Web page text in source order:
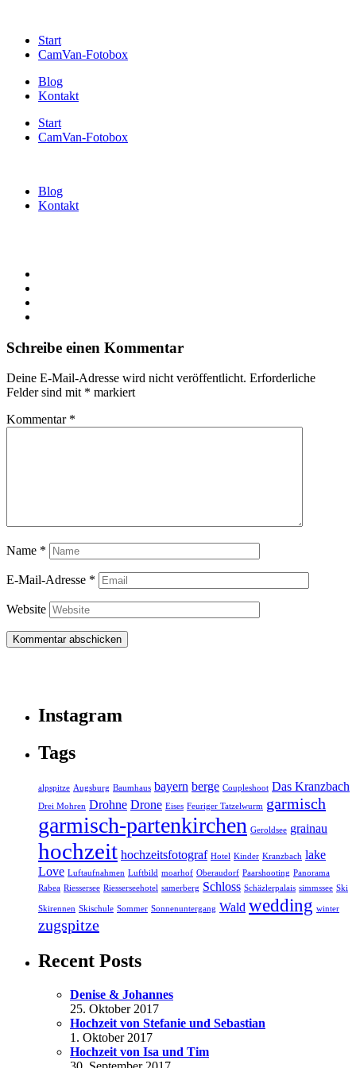
Start
CamVan-Fotobox
Blog
Kontakt
Start
CamVan-Fotobox
Blog
Kontakt
Schreibe einen Kommentar
Deine E-Mail-Adresse wird nicht veröffentlicht. Erforderliche
Felder sind mit * markiert
Kommentar *
Name *
E-Mail-Adresse *
Website
Instagram
Tags
alpspitze Augsburg Baumhaus bayern berge Coupleshoot Das Kranzbach
Drei Mohren Drohne Drone Eises Feuriger Tatzelwurm garmisch
garmisch-partenkirchen Geroldsee grainau
hochzeit hochzeitsfotograf Hotel Kinder Kranzbach lake
Love Luftaufnahmen Luftbild moarhof Oberaudorf Paarshooting Panorama
Rabea Riessersee Riesserseehotel samerberg Schloss Schäzlerpalais simmssee Ski
Skirennen Skischule Sommer Sonnenuntergang Wald wedding winter
zugspitze
Recent Posts
Denise & Johannes
25. Oktober 2017
Hochzeit von Stefanie und Sebastian
1. Oktober 2017
Hochzeit von Isa und Tim